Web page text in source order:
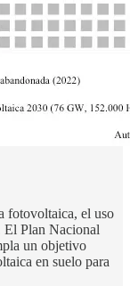
fotovoltaica, el uso
El Plan Nacional
un objetivo
en suelo para